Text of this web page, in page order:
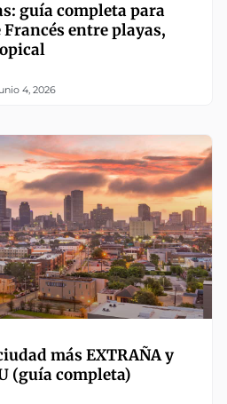
guía completa para
entre playas,
4, 2026
más EXTRAÑA y
(guía completa)